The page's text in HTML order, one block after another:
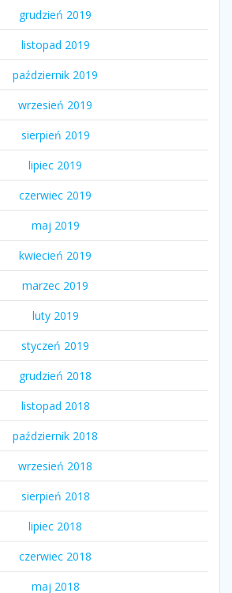
grudzień 2019
listopad 2019
październik 2019
wrzesień 2019
sierpień 2019
lipiec 2019
czerwiec 2019
maj 2019
kwiecień 2019
marzec 2019
luty 2019
styczeń 2019
grudzień 2018
listopad 2018
październik 2018
wrzesień 2018
sierpień 2018
lipiec 2018
czerwiec 2018
maj 2018